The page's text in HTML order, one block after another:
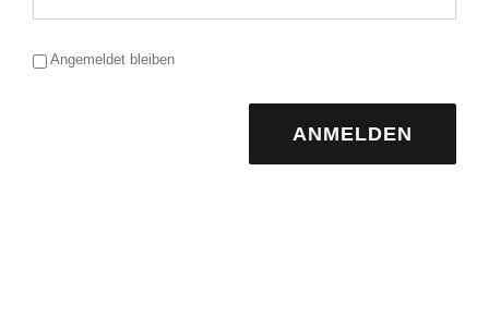
Angemeldet bleiben
ANMELDEN